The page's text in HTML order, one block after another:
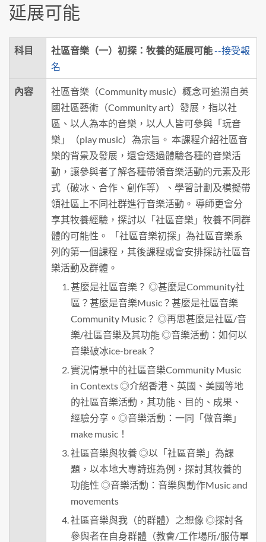
延展可能
科目 社區音樂（一）初探：牧養的延展可能--接受報
名
內容
社區音樂（Community music）概念可追溯自英
國社區藝術（Community art）發展，指以社
區、以人為本的音樂，以人人皆可參與「玩音
樂」（play music）為宗旨。 本課程介紹社區音
樂的背景及發展，還會透過體驗各種的音樂活
動，讓參與者了解各種帶領音樂活動的元素及形
式（破冰、合作、創作等）、學習計劃及模擬帶
領社區上不同社群進行音樂活動。 導師更會分
享其牧養經驗，探討以「社區音樂」牧養不同群
體的可能性。 「社區音樂初探」為社區音樂系
列的第一個課程，其後課程或會安排探訪社區音
樂活動及群體。
甚麼是社區音樂？ ◎甚麼是Community社
區？甚麼是音樂Music？甚麼是社區音樂
Community Music？ ◎再思甚麼是社區/音
樂/社區音樂及其功能 ◎音樂活動：如何以
音樂破冰ice-break？
實況情景中的社區音樂Community Music
in Contexts ◎介紹香港、英國、美國等地
的社區音樂活動，其功能、目的、成果、
經驗分享。◎音樂活動：一同「做音樂」
make music！
社區音樂與牧養 ◎以「社區音樂」為課
題，以本地大專詩班為例，探討其牧養的
功能性 ◎音樂活動：音樂與動作Music and
movements
社區音樂與我（的群體）之想像 ◎探討各
參與者在自身群體（教會/工作場所/服侍單